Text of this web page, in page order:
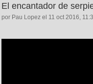
El encantador de
por Pau Lopez el 11 oct 2016,